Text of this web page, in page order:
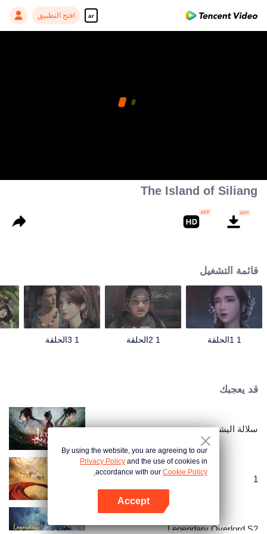
ar افتح التطبيق
The Island of Siliang
قائمة التشغيل
1 1الحلقة 1 2الحلقة 1 3الحلقة
قد يعجبك
سلالة اليشم
1
Legendary Overlord S2
By using the website, you are agreeing to our
Privacy Policy and the use of cookies in
accordance with our Cookie Policy.
Accept